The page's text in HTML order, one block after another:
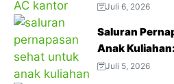
Juli 6, 2026
Saluran
Anak
Tetap Optimal
Juli 5, 2026